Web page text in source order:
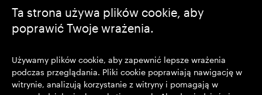
Ta strona używa plików cookie, aby
poprawić Twoje wrażenia.
Używamy plików cookie, aby zapewnić lepsze wrażenia
podczas przeglądania. Pliki cookie poprawiają nawigację w
witrynie, analizują korzystanie z witryny i pomagają w
https://www.linkedin.com/
https://www.youtube.com/
SEGRO plc
Siedziba: 1 New Burlington Place, Londyn W1S 2HR
Zarejestrowana w Wielkiej Brytanii pod nr 167591